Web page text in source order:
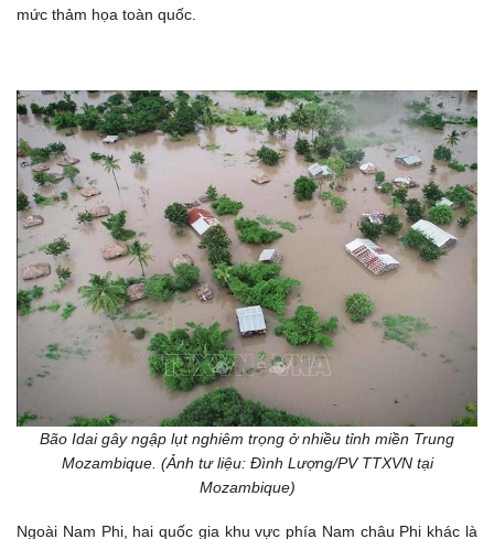
mức thảm họa toàn quốc.
Bão Idai gây ngập lụt nghiêm trọng ở nhiều tỉnh miền Trung
Mozambique. (Ảnh tư liệu: Đình Lượng/PV TTXVN tại
Mozambique)
Ngoài Nam Phi, hai quốc gia khu vực phía Nam châu Phi khác là